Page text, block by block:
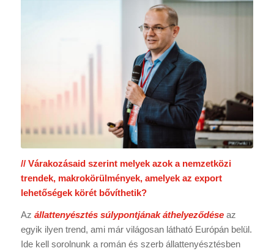
// Várakozásaid szerint melyek azok a nemzetközi
trendek, makrokörülmények, amelyek az export
lehetőségek körét bővíthetik?
Az állattenyésztés súlypontjának áthelyeződéseaz
egyik ilyen trend, ami már világosan látható Európán belül.
Ide kell sorolnunk a román és szerb állattenyésztésben